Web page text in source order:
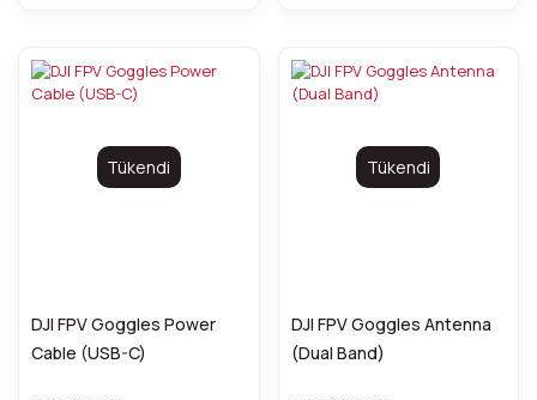
Tükendi
DJI FPV Goggles Power
Cable (USB-C)
Tükendi
DJI FPV Goggles Antenna
(Dual Band)